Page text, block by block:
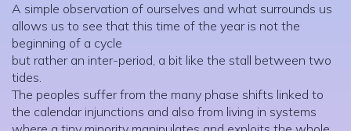
A simple observation of ourselves and what surrounds us
allows us to see that this time of the year is not the
beginning of a cycle
but rather an inter-period, a bit like the stall between two
tides.
The peoples suffer from the many phase shifts linked to
the calendar injunctions and also from living in systems